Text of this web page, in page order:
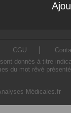
CGU
donnés à titre
du mot rêvé
Médicales.fr